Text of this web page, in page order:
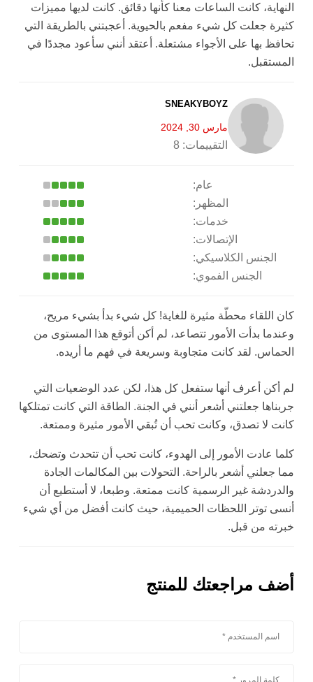
النهاية، كانت الساعات معنا كأنها دقائق. كانت لديها مميزات
كثيرة جعلت كل شيء مفعم بالحيوية. أعجبتني بالطريقة التي
تحافظ بها على الأجواء مشتعلة. أعتقد أنني سأعود مجددًا في
المستقبل.
SNEAKYBOYZ
مارس 30, 2024
التقييمات: 8
عام:
المظهر:
خدمات:
الإتصالات:
الجنس الكلاسيكي:
الجنس الفموي:
كان اللقاء محطّة مثيرة للغاية! كل شيء بدأ بشيء مريح،
وعندما بدأت الأمور تتصاعد، لم أكن أتوقع هذا المستوى من
الحماس. لقد كانت متجاوبة وسريعة في فهم ما أريده.
لم أكن أعرف أنها ستفعل كل هذا، لكن عدد الوضعيات التي
جربناها جعلتني أشعر أنني في الجنة. الطاقة التي كانت تمتلكها
كانت لا تصدق، وكانت تحب أن تُبقي الأمور مثيرة وممتعة.
كلما عادت الأمور إلى الهدوء، كانت تحب أن تتحدث وتضحك،
مما جعلني أشعر بالراحة. التحولات بين المكالمات الجادة
والدردشة غير الرسمية كانت ممتعة. وطبعا، لا أستطيع أن
أنسى توتر اللحظات الحميمية، حيث كانت أفضل من أي شيء
خبرته من قبل.
أضف مراجعتك للمنتج